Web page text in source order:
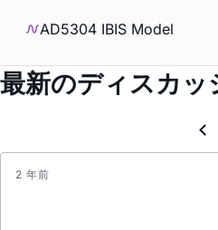
AD5304 IBIS Model
最新のディスカッ
2 年前